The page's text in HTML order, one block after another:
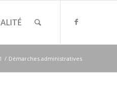
/ Démarches administratives